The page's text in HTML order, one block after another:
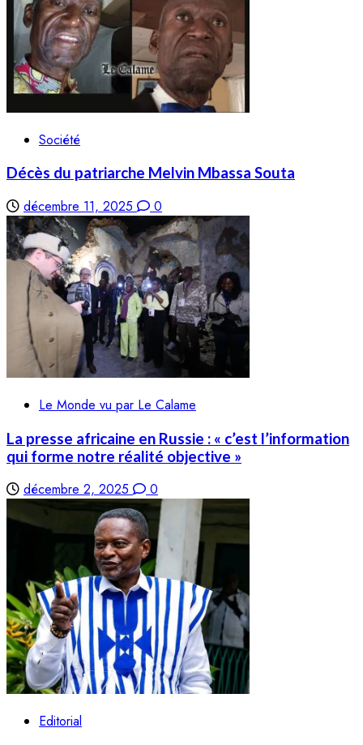
Société
Décès du patriarche Melvin Mbassa Souta
décembre 11, 2025 0
Le Monde vu par Le Calame
La presse africaine en Russie : « c’est l’information
qui forme notre réalité objective »
décembre 2, 2025 0
Editorial